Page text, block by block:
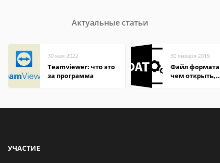
Актуальные статьи
30 мая 2022
Teamviewer: что это
за программа
30 января 2019
Файл формата
чем открыть,
УЧАСТИЕ